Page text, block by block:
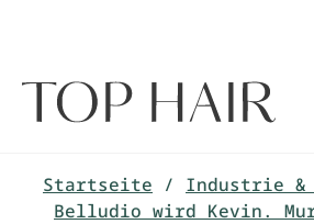
Startseite / Industrie &
Belludio wird Kevin.